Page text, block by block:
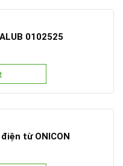
0102525
từ ONICON